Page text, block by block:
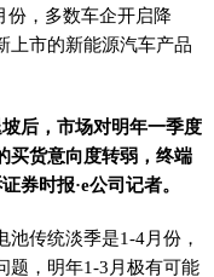
份，多数车企开启降
上市的新能源汽车产品
后，市场对明年一季度
买货意向度转弱，终端
券时报·e公司记者。
传统淡季是1-4月份，
题，明年1-3月极有可能